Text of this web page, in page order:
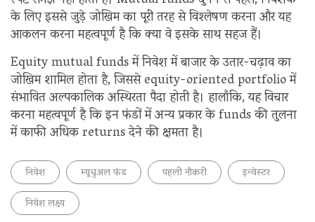
के लिए इससे जुड़े जोखिम का पूरी तरह से विश्लेषण करना और यह
आकलन करना महत्वपूर्ण है कि क्या वे इसके साथ सहज हैं।
Equity mutual funds में निवेश में बाजार के उतार-चढ़ाव का
जोखिम शामिल होता है, जिससे equity-oriented portfolio में
संभावित अल्पकालिक अस्थिरता पैदा होती है। हालाँकि, यह विचार
करना महत्वपूर्ण है कि इन फंडों में अन्य प्रकार के funds की तुलना
में काफी अधिक returns देने की क्षमता है।
निवेश म्यूचुअल फंड पहली नौकरी
इन्वेस्टर
निवेश लक्ष्य